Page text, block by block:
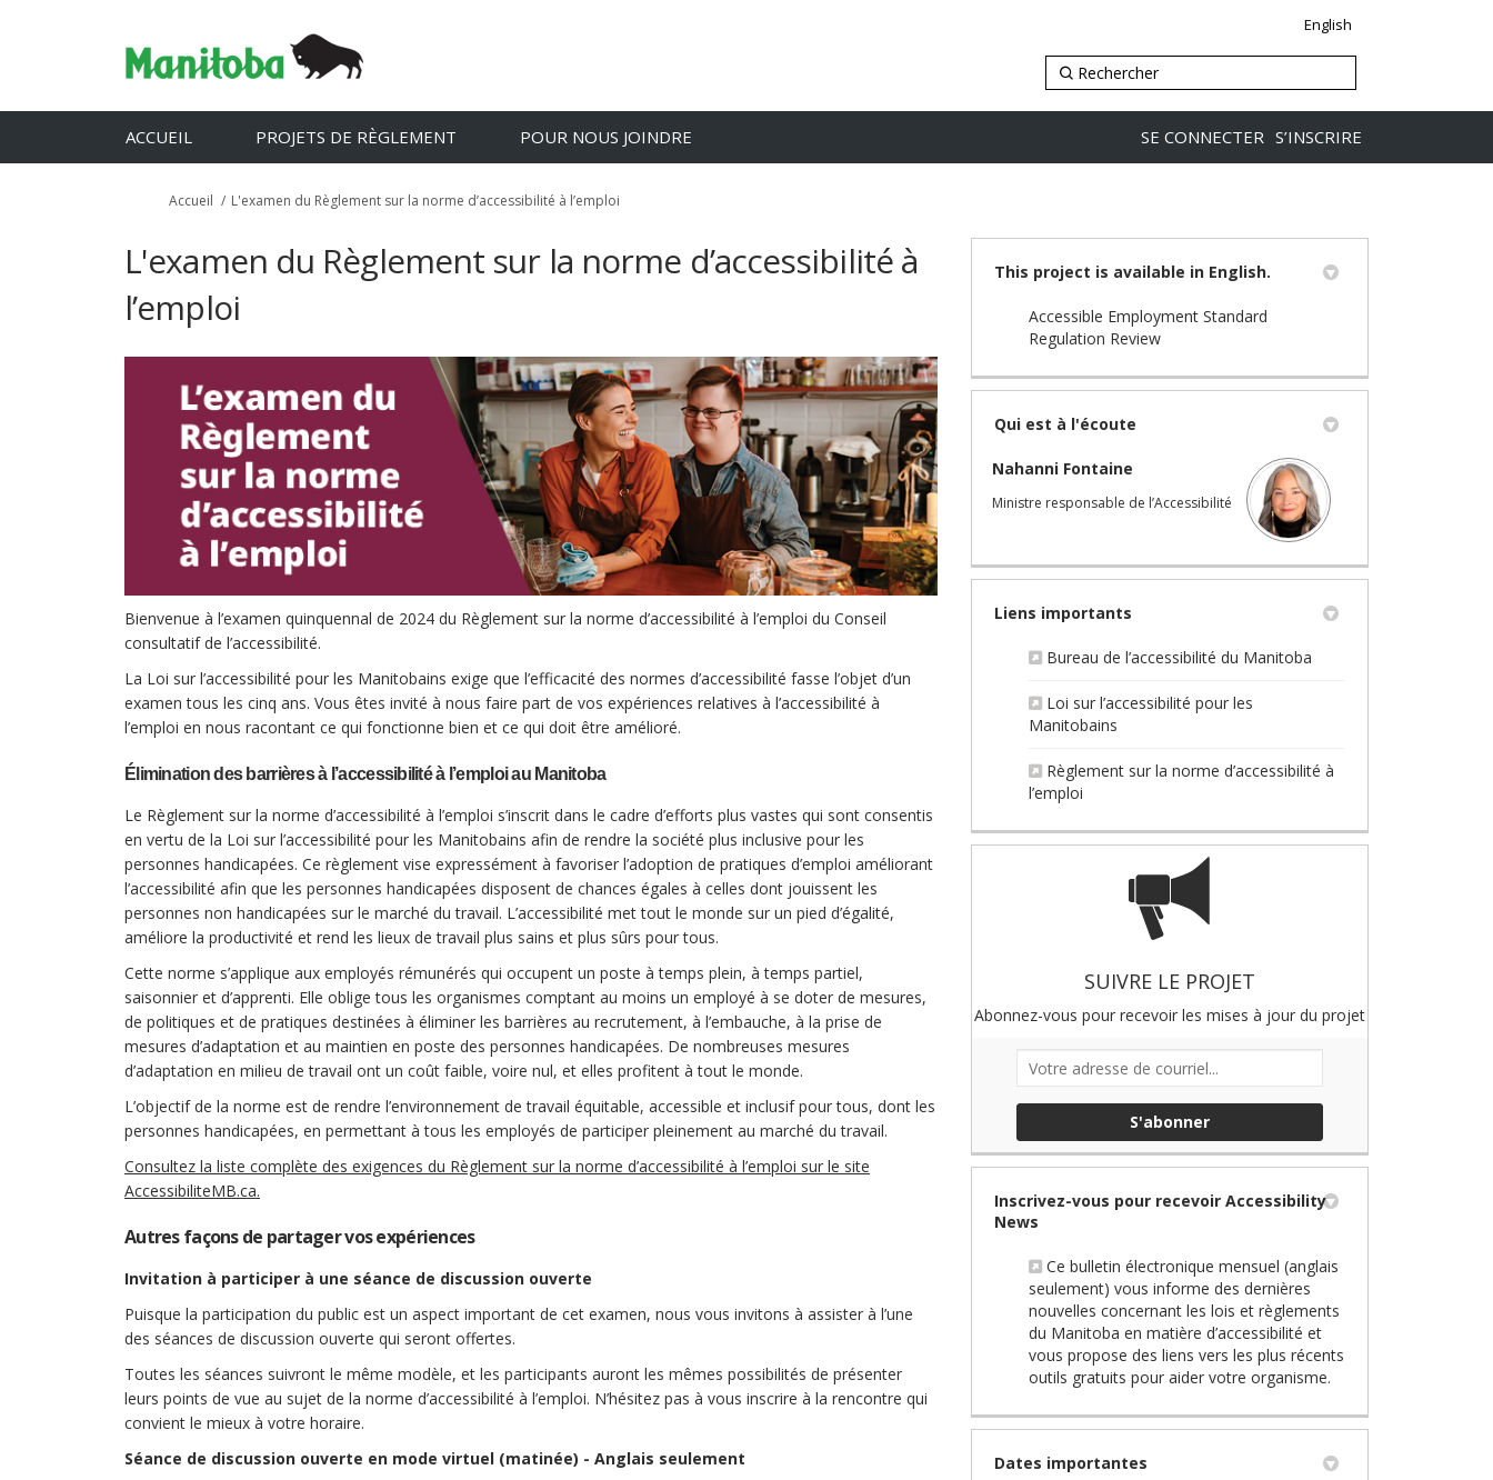
English
ACCUEIL PROJETS DE RÈGLEMENT POUR NOUS JOINDRE SE CONNECTER S’INSCRIRE
Vous êtes ici:
Accueil L'examen du Règlement sur la norme d’accessibilité à l’emploi
L'examen du Règlement sur la norme d’accessibilité à
l’emploi
Bienvenue à l’examen quinquennal de 2024 du Règlement sur la norme d’accessibilité à l’emploi du Conseil
consultatif de l’accessibilité.
La Loi sur l’accessibilité pour les Manitobains exige que l’efficacité des normes d’accessibilité fasse l’objet d’un
examen tous les cinq ans. Vous êtes invité à nous faire part de vos expériences relatives à l’accessibilité à
l’emploi en nous racontant ce qui fonctionne bien et ce qui doit être amélioré.
Élimination des barrières à l’accessibilité à l’emploi au Manitoba
Le Règlement sur la norme d’accessibilité à l’emploi s’inscrit dans le cadre d’efforts plus vastes qui sont consentis
en vertu de la Loi sur l’accessibilité pour les Manitobains afin de rendre la société plus inclusive pour les
personnes handicapées. Ce règlement vise expressément à favoriser l’adoption de pratiques d’emploi améliorant
l’accessibilité afin que les personnes handicapées disposent de chances égales à celles dont jouissent les
personnes non handicapées sur le marché du travail. L’accessibilité met tout le monde sur un pied d’égalité,
améliore la productivité et rend les lieux de travail plus sains et plus sûrs pour tous.
Cette norme s’applique aux employés rémunérés qui occupent un poste à temps plein, à temps partiel,
saisonnier et d’apprenti. Elle oblige tous les organismes comptant au moins un employé à se doter de mesures,
de politiques et de pratiques destinées à éliminer les barrières au recrutement, à l’embauche, à la prise de
mesures d’adaptation et au maintien en poste des personnes handicapées. De nombreuses mesures
d’adaptation en milieu de travail ont un coût faible, voire nul, et elles profitent à tout le monde.
L’objectif de la norme est de rendre l’environnement de travail équitable, accessible et inclusif pour tous, dont les
personnes handicapées, en permettant à tous les employés de participer pleinement au marché du travail.
Consultez la liste complète des exigences du Règlement sur la norme d’accessibilité à l’emploi sur le site
AccessibiliteMB.ca.
Autres façons de partager vos expériences
Invitation à participer à une séance de discussion ouverte
Puisque la participation du public est un aspect important de cet examen, nous vous invitons à assister à l’une
des séances de discussion ouverte qui seront offertes.
Toutes les séances suivront le même modèle, et les participants auront les mêmes possibilités de présenter
leurs points de vue au sujet de la norme d’accessibilité à l’emploi. N’hésitez pas à vous inscrire à la rencontre qui
convient le mieux à votre horaire.
Séance de discussion ouverte en mode virtuel (matinée) - Anglais seulement
This project is available in English.
Accessible Employment Standard
Regulation Review(Liens externes)
Qui est à l'écoute
Nahanni Fontaine
Ministre responsable de l’Accessibilité
Liens importants
Bureau de l’accessibilité du Manitoba(Liens externes)
Loi sur l’accessibilité pour les
Manitobains(Liens externes)
Règlement sur la norme d’accessibilité à
l’emploi(Liens externes)
SUIVRE LE PROJET
Abonnez-vous pour recevoir les mises à jour du projet
Votre adresse de courriel...
Inscrivez-vous pour recevoir Accessibility
News
Ce bulletin électronique mensuel (anglais
seulement) vous informe des dernières
nouvelles concernant les lois et règlements
du Manitoba en matière d’accessibilité et
vous propose des liens vers les plus récents
outils gratuits pour aider votre organisme.(Liens externes)
Dates importantes